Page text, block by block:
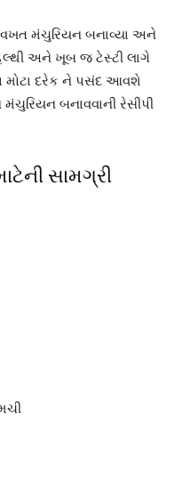
મંચુરિયન બનાવ્યા અને
અને ખૂબ જ ટેસ્ટી લાગે
મોટા દરેક ને પસંદ આવશે
બનાવવાની રેસીપી
સામગ્રી